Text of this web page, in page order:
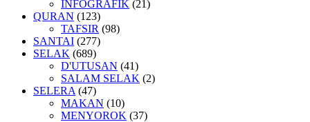
INFOGRAFIK (21)
QURAN (123)
TAFSIR (98)
SANTAI (277)
SELAK (689)
D'UTUSAN (41)
SALAM SELAK (2)
SELERA (47)
MAKAN (10)
MENYOROK (37)